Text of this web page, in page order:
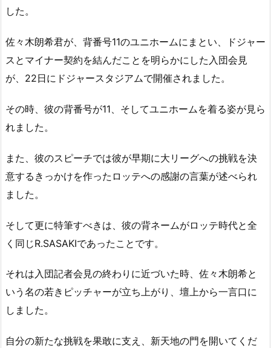
した。
佐々木朗希君が、背番号11のユニホームにまとい、ドジャー
スとマイナー契約を結んだことを明らかにした入団会見
が、22日にドジャースタジアムで開催されました。
その時、彼の背番号が11、そしてユニホームを着る姿が見ら
れました。
また、彼のスピーチでは彼が早期に大リーグへの挑戦を決
意するきっかけを作ったロッテへの感謝の言葉が述べられ
ました。
そして更に特筆すべきは、彼の背ネームがロッテ時代と全
く同じR.SASAKIであったことです。
それは入団記者会見の終わりに近づいた時、佐々木朗希と
いう名の若きピッチャーが立ち上がり、壇上から一言口に
しました。
自分の新たな挑戦を果敢に支え、新天地の門を開いてくだ